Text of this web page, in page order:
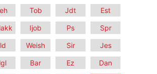
Tob Jdt Est
Ijob Ps Spr
Weish Sir Jes
Bar Ez Dan